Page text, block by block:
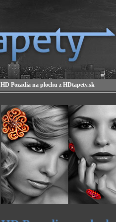
HD Pozadia na plochu z HDtapety.sk